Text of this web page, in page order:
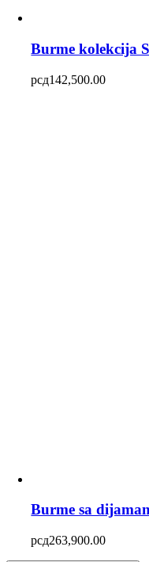
Burme kolekcija
рсд142,500.00
Burme sa
рсд263,900.00